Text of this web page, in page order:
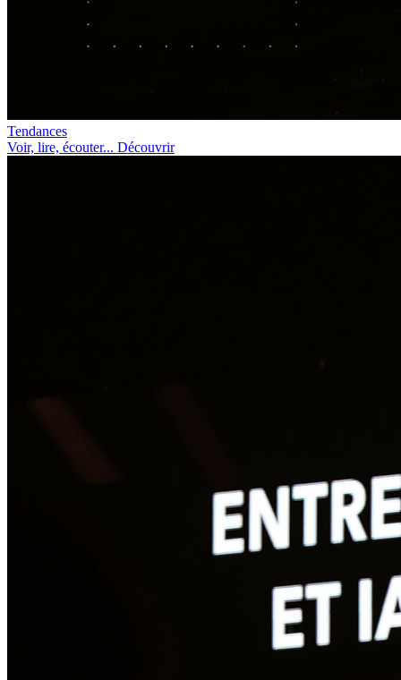
Tendances
Voir, lire, écouter... Découvrir